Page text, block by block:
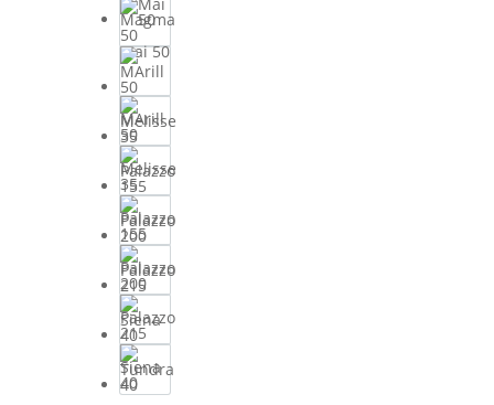
Magma
50
Mai 50
MArill
50
Melisse
35
Palazzo
155
Palazzo
200
Palazzo
215
Siena
40